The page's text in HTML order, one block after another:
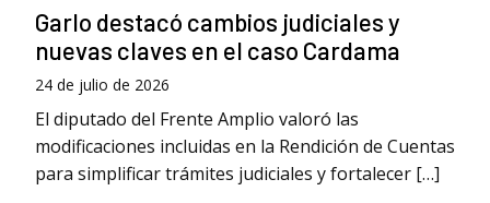
Garlo destacó cambios judiciales y
nuevas claves en el caso Cardama
24 de julio de 2026
El diputado del Frente Amplio valoró las
modificaciones incluidas en la Rendición de Cuentas
para simplificar trámites judiciales y fortalecer […]